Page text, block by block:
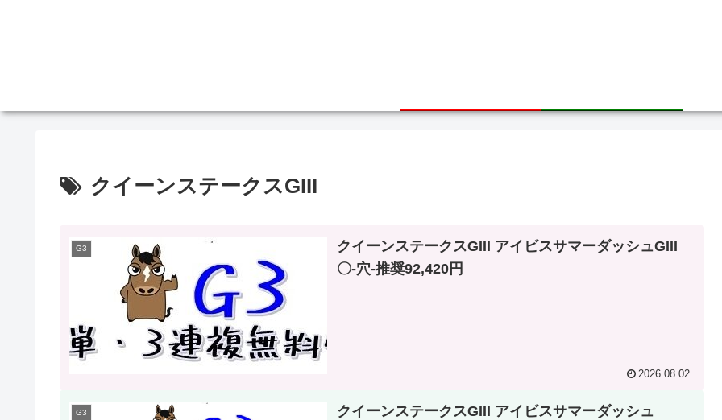
クイーンステークスGIII
G3
クイーンステークスGIII アイビスサマーダッシュGIII
〇-穴-推奨92,420円
2026.08.02
G3
クイーンステークスGIII アイビスサマーダッシュ